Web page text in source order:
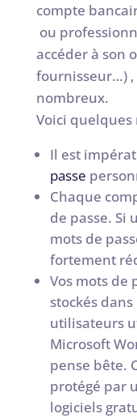
compte
ou
accéder à son
fournisseur…) ,
nombreux.
Voici quelques
Il est
passe
Chaque
de passe. Si
mots de
fortement
Vos mots de
stockés
utilisateurs
Microsoft
pense bête.
protégé par
logiciels